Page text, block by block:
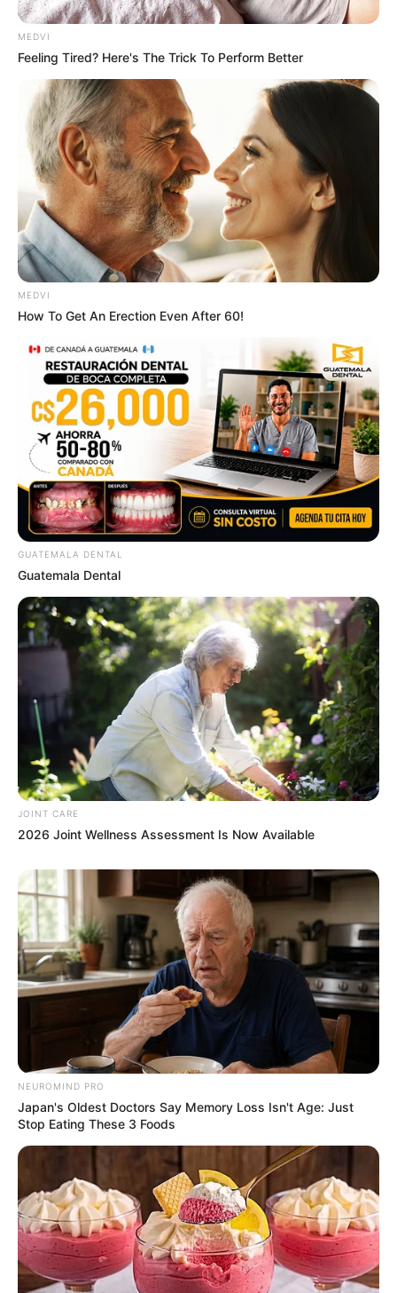
พ.ศ. 2560 ประชาชนคนไทยจะมีชีวิตที่ดีขึ้น
ที่มาจาก รายการวูดดี้เกิดมาคุย
ดูดวงการเมือง ดูดวงปี 2558 ดูดวงปี2558 ทำนาย สุดยอดหมอดู
เนื้อหาที่ได้รับการโปรโมต
The Bodyguard's Hidden Bloopers Revealed
BRAINBERRIES
The Way You Sit Could Expose Your True
Personality
BRAINBERRIES
MEDVI
Feeling Tired? Here's The Trick To Perform Better
MEDVI
How To Get An Erection Even After 60!
GUATEMALA DENTAL
Guatemala Dental
JOINT CARE
2026 Joint Wellness Assessment Is Now Available
NEUROMIND PRO
Japan's Oldest Doctors Say Memory Loss Isn't Age: Just
Stop Eating These 3 Foods